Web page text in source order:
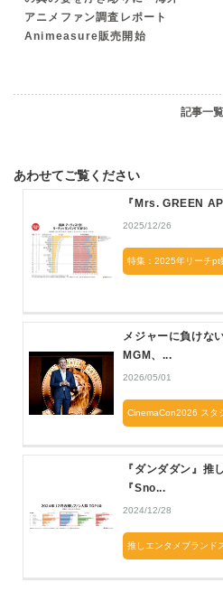
アニメファン調査レポート
Animeasure販売開始
記事一覧
あわせてご覧ください
『Mrs. GREEN
2025/12/26
特集：2025年リーチpt
メジャーに負けな
MGM、...
2026/05/01
CinemaCon2026 スタ
『ダンダダン』推
『Sno...
2024/12/28
推しエンタメブランド